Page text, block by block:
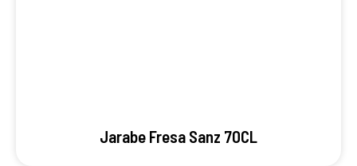
Jarabe Fresa Sanz 70CL